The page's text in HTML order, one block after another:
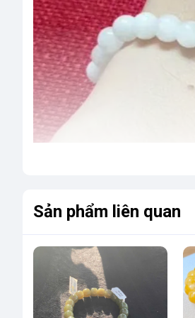
Sản phẩm liên quan